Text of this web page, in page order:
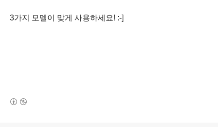
3가지 모델이 맞게 사용하세요! :-]